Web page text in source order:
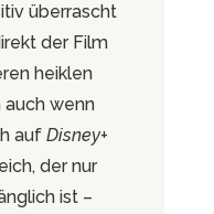
überrascht
der Film
heiklen
wenn
auf Disney+
der nur
ist –